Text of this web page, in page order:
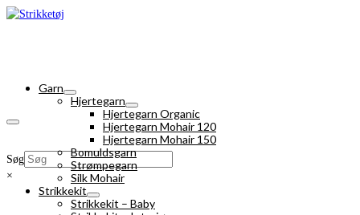
Søg
×
Garn
Hjertegarn
Hjertegarn Organic
Hjertegarn Mohair 120
Hjertegarn Mohair 150
Bomuldsgarn
Strømpegarn
Silk Mohair
Strikkekit
Strikkekit – Baby